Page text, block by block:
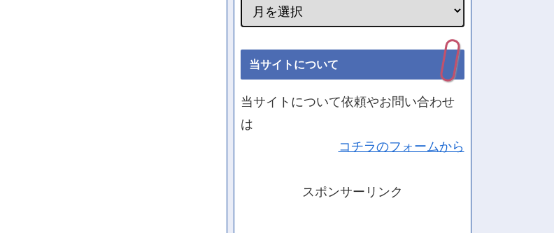
当サイトについて
当サイトについて依頼やお問い合わせ
は
コチラのフォームから
スポンサーリンク